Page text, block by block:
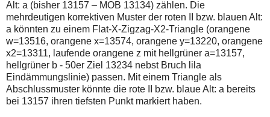
Alt: a (bisher 13157 – MOB 13134) zählen. Die
mehrdeutigen korrektiven Muster der roten II bzw. blauen Alt:
a könnten zu einem Flat-X-Zigzag-X2-Triangle (orangene
w=13516, orangene x=13574, orangene y=13220, orangene
x2=13311, laufende orangene z mit hellgrüner a=13157,
hellgrüner b - 50er Ziel 13234 nebst Bruch lila
Eindämmungslinie) passen. Mit einem Triangle als
Abschlussmuster könnte die rote II bzw. blaue Alt: a bereits
bei 13157 ihren tiefsten Punkt markiert haben.